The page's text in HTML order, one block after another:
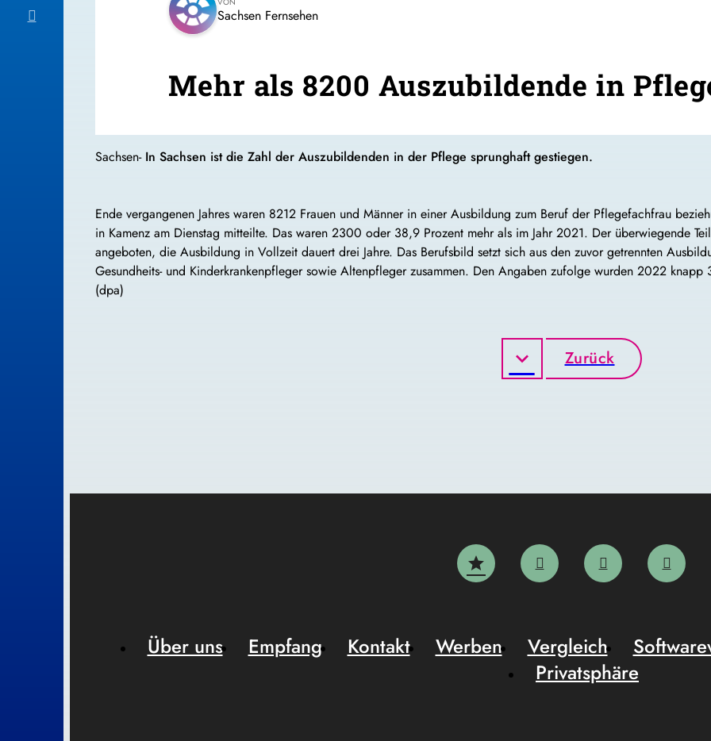
Sachsen Fernsehen
Mehr als 8200 Auszubildende in
Sachsen- In Sachsen ist die Zahl der Auszubildenden in der Pflege sprunghaft gestiegen.
Ende vergangenen Jahres waren 8212 Frauen und Männer in einer Ausbildung zum Beruf der Pflegefachfrau
in Kamenz am Dienstag mitteilte. Das waren 2300 oder 38,9 Prozent mehr als im Jahr 2021. Der überwiegende
angeboten, die Ausbildung in Vollzeit dauert drei Jahre. Das Berufsbild setzt sich aus den zuvor getrennten
Gesundheits- und Kinderkrankenpfleger sowie Altenpfleger zusammen. Den Angaben zufolge wurden 2022
(dpa)
Zurück
Über uns Empfang Kontakt Werben Vergleich
Privatsphäre